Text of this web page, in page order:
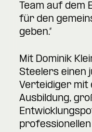
Team auf dem
für den
geben.“
Mit Dominik
Steelers einen
Verteidiger
Ausbildung,
professionellen